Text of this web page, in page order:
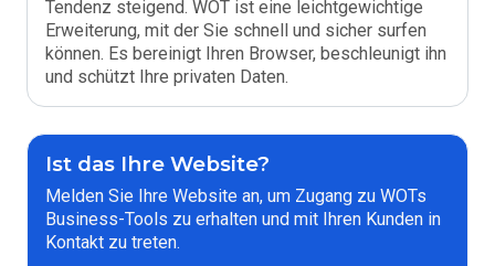
Tendenz steigend. WOT ist eine leichtgewichtige
Erweiterung, mit der Sie schnell und sicher surfen
können. Es bereinigt Ihren Browser, beschleunigt ihn
und schützt Ihre privaten Daten.
Ist das Ihre Website?
Melden Sie Ihre Website an, um Zugang zu WOTs
Business-Tools zu erhalten und mit Ihren Kunden in
Kontakt zu treten.